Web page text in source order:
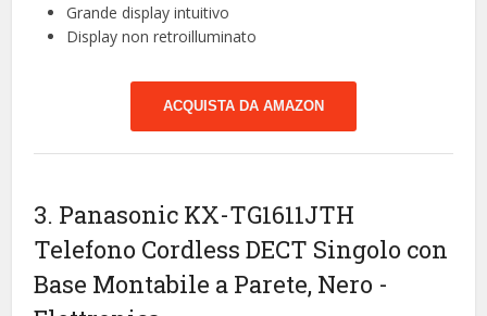
Grande display intuitivo
Display non retroilluminato
ACQUISTA DA AMAZON
3. Panasonic KX-TG1611JTH
Telefono Cordless DECT Singolo con
Base Montabile a Parete, Nero -